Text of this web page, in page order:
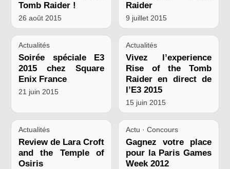
Tomb Raider !
26 août 2015
Raider
9 juillet 2015
Actualités
Soirée spéciale E3
2015 chez Square
Enix France
21 juin 2015
Actualités
Vivez l’experience
Rise of the Tomb
Raider en direct de
l’E3 2015
15 juin 2015
Actualités
Review de Lara Croft
and the Temple of
Osiris
Actu · Concours
Gagnez votre place
pour la Paris Games
Week 2012